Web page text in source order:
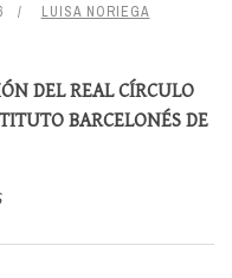
LUISA NORIEGA
DEL REAL CÍRCULO
BARCELONÉS DE